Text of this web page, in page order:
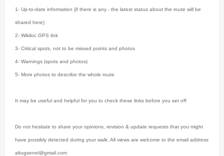
1- Up-to-date information (if there is any - the latest status about the route will be
shared here)
2- Wikiloc GPS link
3- Critical spots, not to be missed points and photos
4- Warnings (spots and photos)
5- More photos to describe the whole route
It may be useful and helpful for you to check these links before you set off
Do not hesitate to share your opinions, revision & update requests that you might
have possibly detected during your walk. All views are welcome to the email address
altugsenel@gmail.com